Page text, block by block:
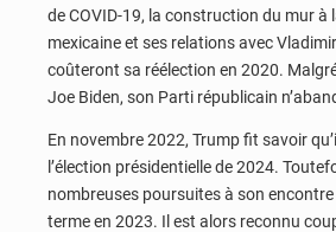
de COVID-19, la construction du mur à
mexicaine et ses relations avec
coûteront sa réélection en 2020.
Joe Biden, son Parti républicain
En novembre 2022, Trump fit savoir
l’élection présidentielle de 2024.
nombreuses poursuites à son
terme en 2023. Il est alors reconnu